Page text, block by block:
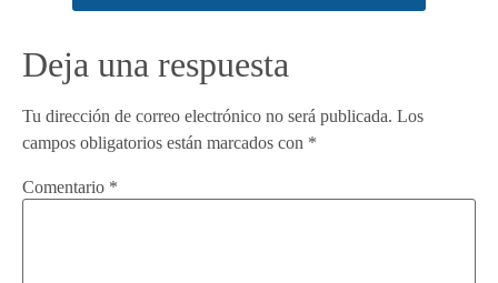
Deja una respuesta
Tu dirección de correo electrónico no será publicada. Los
campos obligatorios están marcados con *
Comentario *